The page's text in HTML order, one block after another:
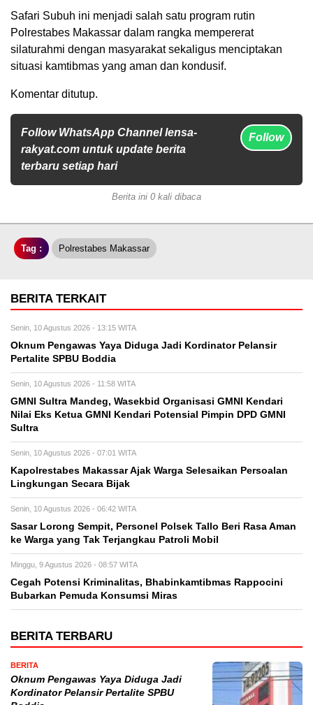
Safari Subuh ini menjadi salah satu program rutin
Polrestabes Makassar dalam rangka mempererat
silaturahmi dengan masyarakat sekaligus menciptakan
situasi kamtibmas yang aman dan kondusif.
Komentar ditutup.
Follow WhatsApp Channel lensa-
rakyat.com untuk update berita
terbaru setiap hari
Follow
Berita ini 0 kali dibaca
Tag : Polrestabes Makassar
BERITA TERKAIT
Senin, 10 Agustus 2026 - 13:15 WITA
Oknum Pengawas Yaya Diduga Jadi Kordinator Pelansir
Pertalite SPBU Boddia
Senin, 10 Agustus 2026 - 11:58 WITA
GMNI Sultra Mandeg, Wasekbid Organisasi GMNI Kendari
Nilai Eks Ketua GMNI Kendari Potensial Pimpin DPD GMNI
Sultra
Senin, 10 Agustus 2026 - 07:01 WITA
Kapolrestabes Makassar Ajak Warga Selesaikan Persoalan
Lingkungan Secara Bijak
Senin, 10 Agustus 2026 - 06:42 WITA
Sasar Lorong Sempit, Personel Polsek Tallo Beri Rasa Aman
ke Warga yang Tak Terjangkau Patroli Mobil
Minggu, 9 Agustus 2026 - 08:57 WITA
Cegah Potensi Kriminalitas, Bhabinkamtibmas Rappocini
Bubarkan Pemuda Konsumsi Miras
BERITA TERBARU
BERITA
Oknum Pengawas Yaya Diduga Jadi
Kordinator Pelansir Pertalite SPBU